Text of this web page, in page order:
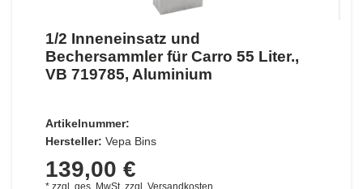
1/2 Inneneinsatz und
Bechersammler für Carro 55 Liter.,
VB 719785, Aluminium
Artikelnummer:
Hersteller: Vepa Bins
139,00 €
* zzgl. ges. MwSt. zzgl. Versandkosten